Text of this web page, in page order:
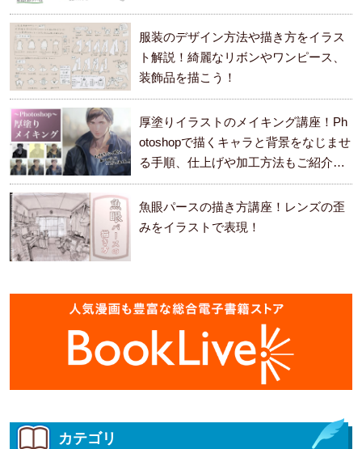
服装のデザイン方法や描き方をイラス
ト解説！綺麗なリボンやワンピース、
装飾品を描こう！
厚塗りイラストのメイキング講座！Ph
otoshopで描くキャラと背景をなじませ
る手順、仕上げや加工方法もご紹介し
ます。
魚眼パースの描き方講座！レンズの歪
みをイラストで表現！
カテゴリ